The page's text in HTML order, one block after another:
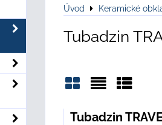
Úvod Keramické
Tubadzin
Mriežka
Tubadzin